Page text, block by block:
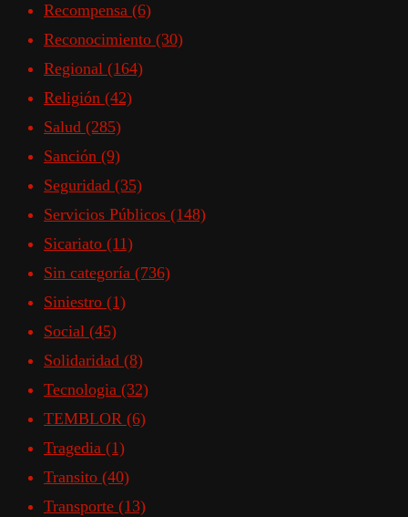
Recompensa (6)
Reconocimiento (30)
Regional (164)
Religión (42)
Salud (285)
Sanción (9)
Seguridad (35)
Servicios Públicos (148)
Sicariato (11)
Sin categoría (736)
Siniestro (1)
Social (45)
Solidaridad (8)
Tecnologia (32)
TEMBLOR (6)
Tragedia (1)
Transito (40)
Transporte (13)